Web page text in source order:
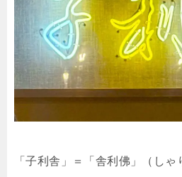
「子利舎」＝「舎利佛」（し